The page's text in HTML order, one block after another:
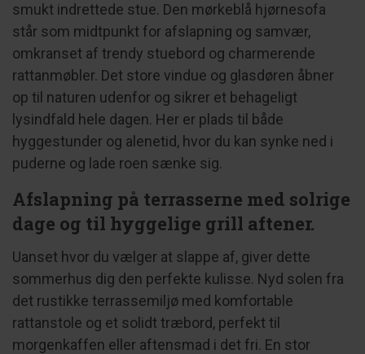
smukt indrettede stue. Den mørkeblå hjørnesofa
står som midtpunkt for afslapning og samvær,
omkranset af trendy stuebord og charmerende
rattanmøbler. Det store vindue og glasdøren åbner
op til naturen udenfor og sikrer et behageligt
lysindfald hele dagen. Her er plads til både
hyggestunder og alenetid, hvor du kan synke ned i
puderne og lade roen sænke sig.
Afslapning på terrasserne med solrige
dage og til hyggelige grill aftener.
Uanset hvor du vælger at slappe af, giver dette
sommerhus dig den perfekte kulisse. Nyd solen fra
det rustikke terrassemiljø med komfortable
rattanstole og et solidt træbord, perfekt til
morgenkaffen eller aftensmad i det fri. En stor